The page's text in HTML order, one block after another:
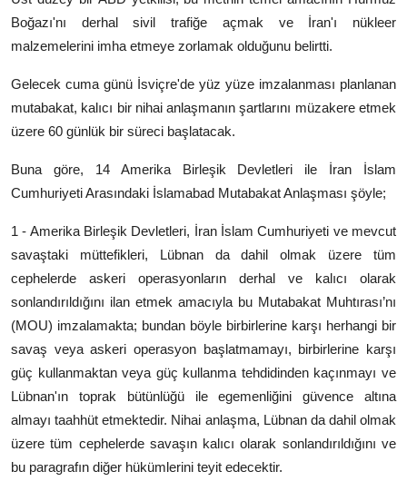
Boğazı'nı derhal sivil trafiğe açmak ve İran'ı nükleer
malzemelerini imha etmeye zorlamak olduğunu belirtti.
Gelecek cuma günü İsviçre'de yüz yüze imzalanması planlanan
mutabakat, kalıcı bir nihai anlaşmanın şartlarını müzakere etmek
üzere 60 günlük bir süreci başlatacak.
Buna göre, 14 Amerika Birleşik Devletleri ile İran İslam
Cumhuriyeti Arasındaki İslamabad Mutabakat Anlaşması şöyle;
1 - Amerika Birleşik Devletleri, İran İslam Cumhuriyeti ve mevcut
savaştaki müttefikleri, Lübnan da dahil olmak üzere tüm
cephelerde askeri operasyonların derhal ve kalıcı olarak
sonlandırıldığını ilan etmek amacıyla bu Mutabakat Muhtırası’nı
(MOU) imzalamakta; bundan böyle birbirlerine karşı herhangi bir
savaş veya askeri operasyon başlatmamayı, birbirlerine karşı
güç kullanmaktan veya güç kullanma tehdidinden kaçınmayı ve
Lübnan'ın toprak bütünlüğü ile egemenliğini güvence altına
almayı taahhüt etmektedir. Nihai anlaşma, Lübnan da dahil olmak
üzere tüm cephelerde savaşın kalıcı olarak sonlandırıldığını ve
bu paragrafın diğer hükümlerini teyit edecektir.